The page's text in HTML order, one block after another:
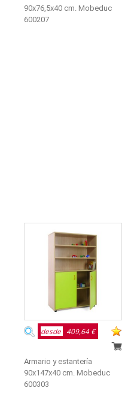
90x76,5x40 cm. Mobeduc
600207
desde 409,64 €
Armario y estantería
90x147x40 cm. Mobeduc
600303